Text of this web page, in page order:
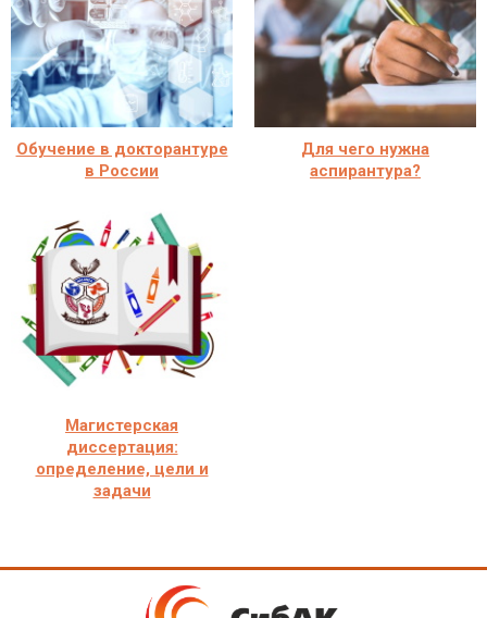
Обучение в докторантуре
в России
Для чего нужна
аспирантура?
Магистерская
диссертация:
определение, цели и
задачи